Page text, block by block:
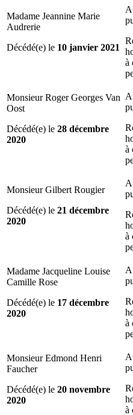
Madame Jeannine Marie
Audrerie
Décédé(e) le 10 janvier 2021
à
Monsieur Roger Georges Van
Oost
Décédé(e) le 28 décembre
2020
à
Monsieur Gilbert Rougier
Décédé(e) le 21 décembre
2020
à
Madame Jacqueline Louise
Camille Rose
Décédé(e) le 17 décembre
2020
à
Monsieur Edmond Henri
Faucher
Décédé(e) le 20 novembre
2020
à